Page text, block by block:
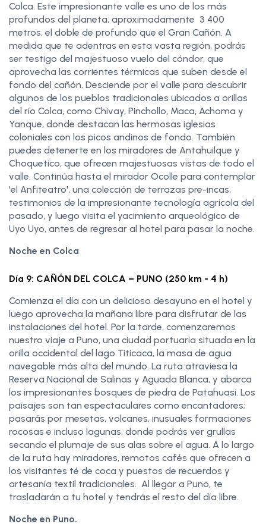
Colca. Este impresionante valle es uno de los más
profundos del planeta, aproximadamente 3 400
metros, el doble de profundo que el Gran Cañón. A
medida que te adentras en esta vasta región, podrás
ser testigo del majestuoso vuelo del cóndor, que
aprovecha las corrientes térmicas que suben desde el
fondo del cañón. Desciende por el valle para descubrir
algunos de los pueblos tradicionales ubicados a orillas
del río Colca, como Chivay, Pinchollo, Maca, Achoma y
Yanque, donde destacan las hermosas iglesias
coloniales con los picos andinos de fondo. También
puedes detenerte en los miradores de Antahuilque y
Choquetico, que ofrecen majestuosas vistas de todo el
valle. Continúa hasta el mirador Ocolle para contemplar
'el Anfiteatro', una colección de terrazas pre-incas,
testimonios de la impresionante tecnología agrícola del
pasado, y luego visita el yacimiento arqueológico de
Uyo Uyo, antes de regresar al hotel para pasar la noche.
Noche en Colca
Día 9: CAÑÓN DEL COLCA – PUNO (250 km - 4 h)
Comienza el día con un delicioso desayuno en el hotel y
luego aprovecha la mañana libre para disfrutar de las
instalaciones del hotel. Por la tarde, comenzaremos
nuestro viaje a Puno, una ciudad portuaria situada en la
orilla occidental del lago Titicaca, la masa de agua
navegable más alta del mundo. La ruta atraviesa la
Reserva Nacional de Salinas y Aguada Blanca, y abarca
los impresionantes bosques de piedra de Patahuasi. Los
paisajes son tan espectaculares como encantadores;
pasarás por mesetas, volcanes, inusuales formaciones
rocosas e incluso lagunas, donde podrás ver grullas
secando el plumaje de sus alas sobre el agua. A lo largo
de la ruta hay miradores, remotos cafés que ofrecen a
los visitantes té de coca y puestos de recuerdos y
artesanía textil tradicionales. Al llegar a Puno, te
trasladarán a tu hotel y tendrás el resto del día libre.
Noche en Puno.